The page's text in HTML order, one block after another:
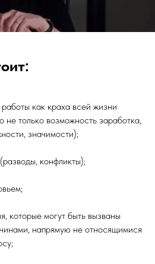
как краха всей жизни
не только возможность заработка,
значимости);
конфликты);
которые могут быть вызваны
напрямую не относящимися